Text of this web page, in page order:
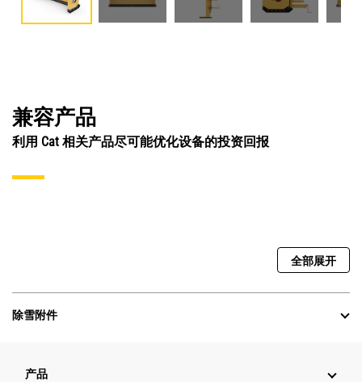
兼容产品
利用 Cat 相关产品尽可能优化设备的投资回报
全部展开
除雪附件
产品